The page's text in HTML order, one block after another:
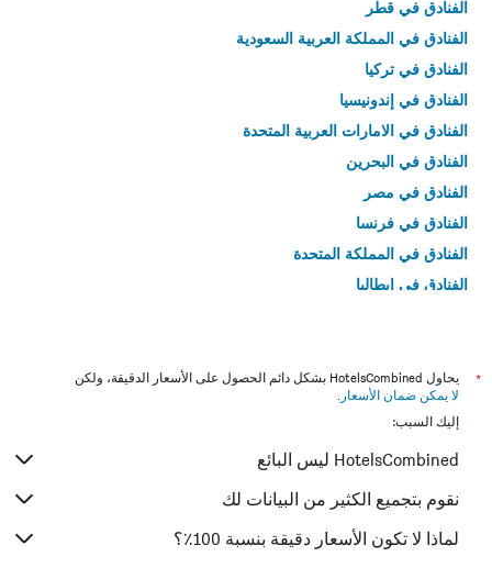
الفنادق في قطر
الفنادق في المملكة العربية السعودية
الفنادق في تركيا
الفنادق في إندونيسيا
الفنادق في الامارات العربية المتحدة
الفنادق في البحرين
الفنادق في مصر
الفنادق في فرنسا
الفنادق في المملكة المتحدة
الفنادق في إيطاليا
*
يحاول HotelsCombined بشكل دائم الحصول على الأسعار الدقيقة، ولكن
لا يمكن ضمان الأسعار .
إليك السبب:
HotelsCombined ليس البائع
نقوم بتجميع الكثير من البيانات لك
لماذا لا تكون الأسعار دقيقة بنسبة 100٪؟